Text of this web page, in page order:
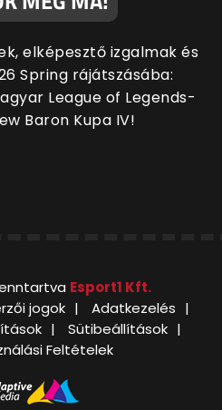
elképesztő izgalmak és
Spring rájátszásába:
League of Legends-
Baron Kupa IV!
Esport1 Kft.
jogok
Adatkezelés
Sütibeállítások
Feltételek